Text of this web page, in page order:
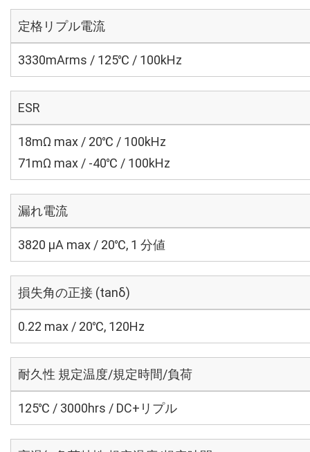
定格リプル電流
3330mArms / 125℃ / 100kHz
ESR
18mΩ max / 20℃ / 100kHz
71mΩ max / -40℃ / 100kHz
漏れ電流
3820 μA max / 20℃, 1 分値
損失角の正接 (tanδ)
0.22 max / 20℃, 120Hz
耐久性 規定温度/規定時間/負荷
125℃ / 3000hrs / DC+リプル